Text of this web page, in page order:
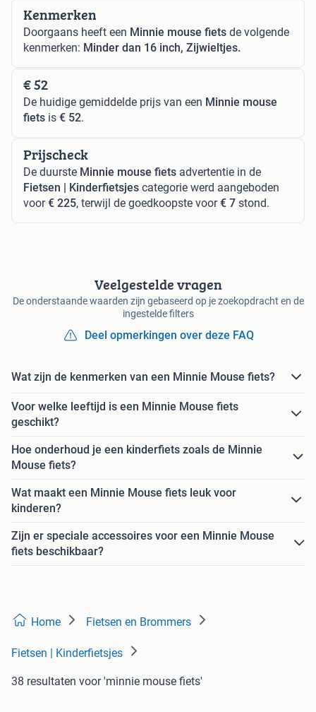
Kenmerken
Doorgaans heeft een Minnie mouse fiets de volgende
kenmerken: Minder dan 16 inch, Zijwieltjes.
€ 52
De huidige gemiddelde prijs van een Minnie mouse
fiets is € 52.
Prijscheck
De duurste Minnie mouse fiets advertentie in de
Fietsen | Kinderfietsjes categorie werd aangeboden
voor€ 225, terwijl de goedkoopste voor€ 7 stond.
Veelgestelde vragen
De onderstaande waarden zijn gebaseerd op je zoekopdracht en de
ingestelde filters
Deel opmerkingen over deze FAQ
Wat zijn de kenmerken van een Minnie Mouse fiets?
Voor welke leeftijd is een Minnie Mouse fiets
geschikt?
Hoe onderhoud je een kinderfiets zoals de Minnie
Mouse fiets?
Wat maakt een Minnie Mouse fiets leuk voor
kinderen?
Zijn er speciale accessoires voor een Minnie Mouse
fiets beschikbaar?
Home Fietsen en Brommers
Fietsen | Kinderfietsjes
38 resultaten voor 'minnie mouse fiets'